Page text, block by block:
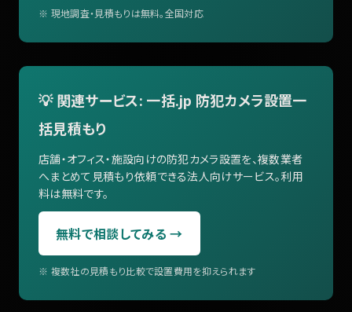
※ 現地調査・見積もりは無料。全国対応
💡 関連サービス: 一括.jp 防犯カメラ設置一
括見積もり
店舗・オフィス・施設向けの防犯カメラ設置を、複数業者
へまとめて見積もり依頼できる法人向けサービス。利用
料は無料です。
無料で相談してみる →
※ 複数社の見積もり比較で設置費用を抑えられます